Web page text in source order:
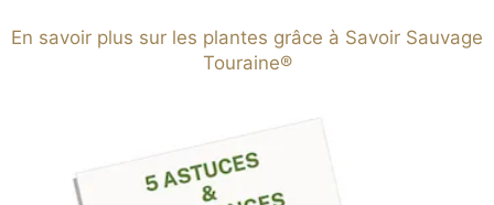
En savoir plus sur les plantes grâce à Savoir Sauvage
Touraine®